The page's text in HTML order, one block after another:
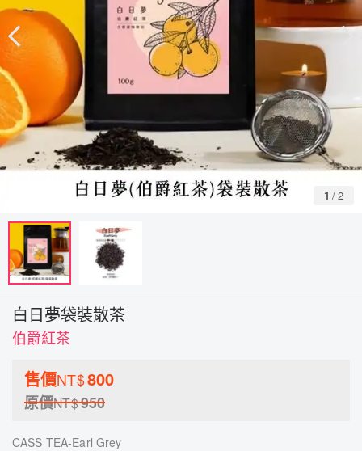
1 /2
白日夢袋裝散茶
伯爵紅茶
售價NT$800
原價NT$950
CASS TEA-Earl Grey